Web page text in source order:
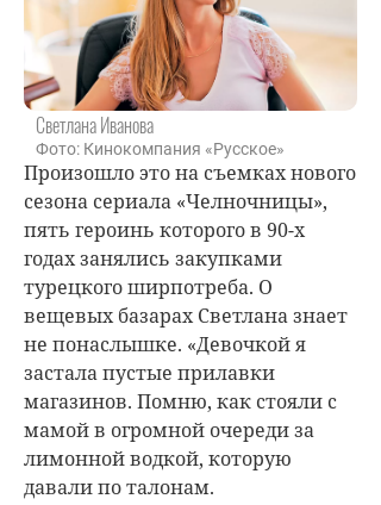
Светлана Иванова
Фото: Кинокомпания «Русское»
Произошло это на съемках нового
сезона сериала «Челночницы»,
пять героинь которого в 90-х
годах занялись закупками
турецкого ширпотреба. О
вещевых базарах Светлана знает
не понаслышке. «Девочкой я
застала пустые прилавки
магазинов. Помню, как стояли с
мамой в огромной очереди за
лимонной водкой, которую
давали по талонам.